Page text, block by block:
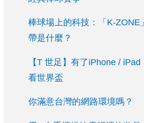
棒球場上的科技：「K-ZONE
帶是什麼？
【T 世足】有了iPhone /
看世界盃
你滿意台灣的網路環境嗎？